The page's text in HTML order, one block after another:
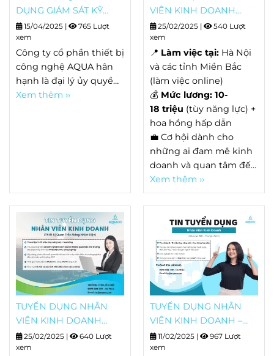
doanh nghiệp,
AQUACOcần tuyển
thuật công trình. (Tại
khu vực HCM, MIỀN
TRUNG/ MIỀN BẮC)
DỤNG GIÁM SÁT KỸ
THUẬT CÔNG TRÌNH
15/04/2025 |
765 Lượt
xem
Công ty cổ phần thiết bị
công nghệ AQUA hân
hạnh là đại lý ủy quyền
của hãng HACH, là nhà
đo đạc, hóa chất phòng
thí ngiệm, hiện trường.
Hiện tại, do nhu cầu mở
rộng quy mô doanh
nghiệp, AQUACO cần
tuyển dụng vị trí nhân
viên kĩ thuật công trình.
(Tại khu vực Hà Nội)
Xem thêm ››
VIÊN KINH DOANH
THIẾT BỊ QUAN TRẮC
NHIỆT ĐIỆN
25/02/2025 |
540 Lượt
xem
📍 Làm việc tại: Hà Nội
và các tỉnh Miền Bắc
(làm việc online)
💰 Mức lương: 10-
18 triệu (tùy năng lực) +
hoa hồng hấp dẫn
💼 Cơ hội dành cho
những ai đam mê kinh
doanh và quan tâm đến
lĩnh vực môi trường!
Xem thêm ››
TUYỂN DỤNG NHÂN
VIÊN KINH DOANH
THIẾT BỊ QUAN TRẮC
MẢNG NHIỆT ĐIỆN
25/02/2025 |
640 Lượt
xem
TUYỂN DỤNG NHÂN
VIÊN KINH DOANH –
NGÀNH MÔI TRƯỜNG
11/02/2025 |
967 Lượt
xem